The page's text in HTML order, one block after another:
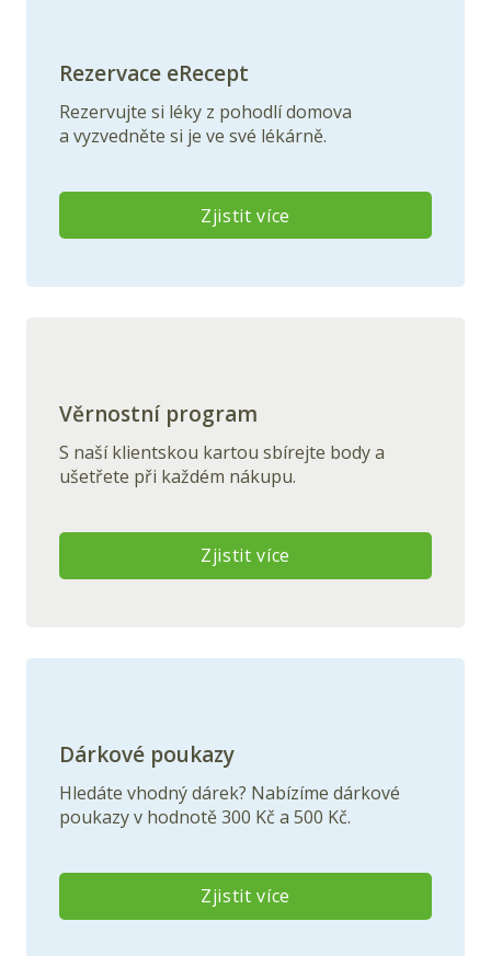
Rezervace eRecept
Rezervujte si léky z pohodlí domova
a vyzvedněte si je ve své lékárně.
Zjistit více
Věrnostní program
S naší klientskou kartou sbírejte body a
ušetřete při každém nákupu.
Zjistit více
Dárkové poukazy
Hledáte vhodný dárek? Nabízíme dárkové
poukazy v hodnotě 300 Kč a 500 Kč.
Zjistit více